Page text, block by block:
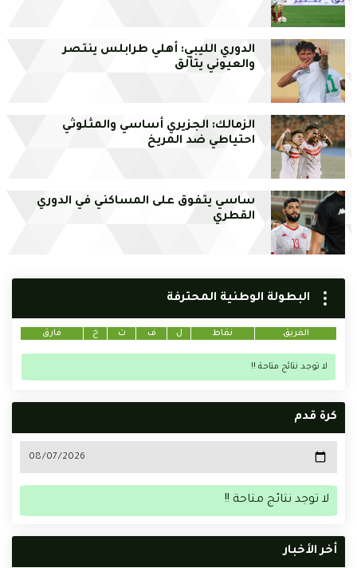
الدوري الليبي: أهلي طرابلس ينتصر
والعيوني يتألق
الزمالك: الجزيري أساسي والمثلوثي
احتياطي ضد المريخ
ساسي يتفوق على المساكني في الدوري
القطري
البطولة الوطنية المحترفة
الفريق نقاط ل ف ت خ فارق
لا توجد نتائج متاحة !!
كرة قدم
لا توجد نتائج متاحة !!
أخر الأخبار